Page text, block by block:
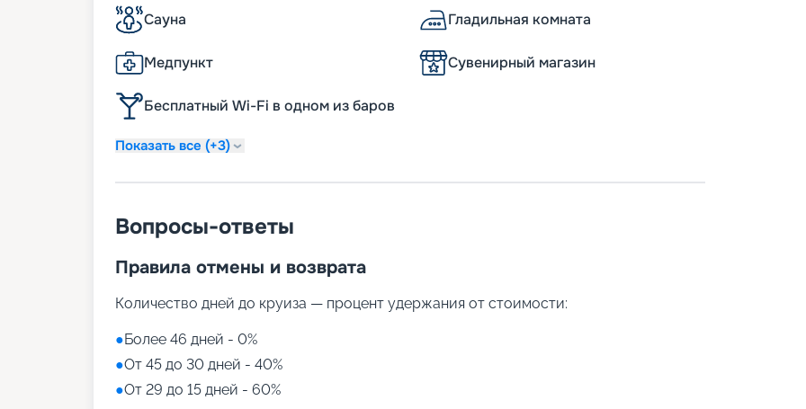
Сауна Гладильная комната
Медпункт Сувенирный магазин
Бесплатный Wi-Fi в одном из баров
Показать все (+3)
Вопросы-ответы
Правила отмены и возврата
Количество дней до круиза — процент удержания от стоимости:
●Более 46 дней - 0%
●От 45 до 30 дней - 40%
●От 29 до 15 дней - 60%